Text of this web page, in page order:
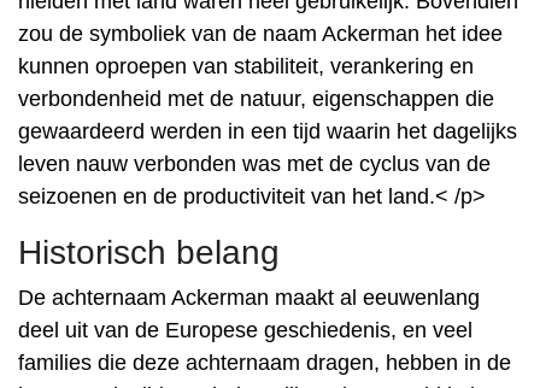
zou de symboliek van de naam Ackerman het idee
kunnen oproepen van stabiliteit, verankering en
verbondenheid met de natuur, eigenschappen die
gewaardeerd werden in een tijd waarin het dagelijks
leven nauw verbonden was met de cyclus van de
seizoenen en de productiviteit van het land.< /p>
Historisch belang
De achternaam Ackerman maakt al eeuwenlang
deel uit van de Europese geschiedenis, en veel
families die deze achternaam dragen, hebben in de